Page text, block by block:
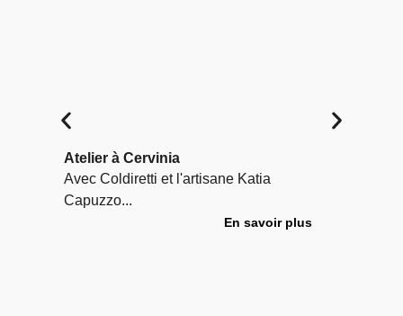
Atelier à Cervinia
Avec Coldiretti et l'artisane Katia
Capuzzo...
En savoir plus